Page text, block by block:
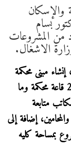
والإسكان
بسام
من المشروعات
الاشغال.
مبنى محكمة
الاستئناف في العاصمة عمان، الذي يتضمن 24 قاعة محكمة وما
متابعة
إضافة إلى
8 طوابق المشروع بمساحة كليه